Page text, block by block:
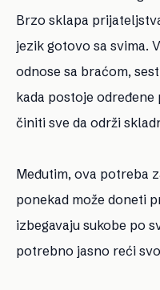
Brzo sklapa
jezik gotovo sa svima.
odnose sa braćom,
kada postoje
činiti sve da održi
Međutim, ova potreba
ponekad može doneti
izbegavaju sukobe po
potrebno jasno reći